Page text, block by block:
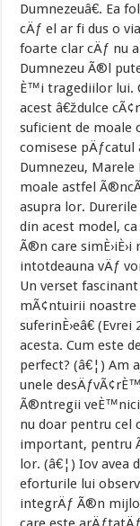
Dumnezeuâ€. Ea
cÄƒ el ar fi dus o
foarte clar cÄƒ nu
Dumnezeu Ã®l
È™i tragediilor lui.
acest â€ždulce
suficient de moale
comisese
Dumnezeu,
moale astfel
asupra lor.
din acest model,
Ã®n care
intotdeauna vÄƒ
Un verset
mÃ¢ntuirii noastre
suferinÈ›eâ€
acesta. Cum este
perfect? (â€¦) Am
unele
Ã®ntregii
nu doar pentru cel
important, pentru
lor. (â€¦) Iov avea
eforturile lui
integrÄƒ Ã®n